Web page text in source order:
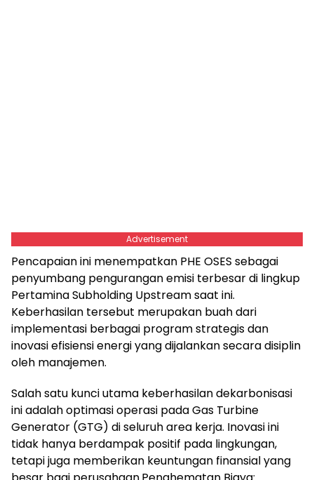
Advertisement
Pencapaian ini menempatkan PHE OSES sebagai
penyumbang pengurangan emisi terbesar di lingkup
Pertamina Subholding Upstream saat ini.
Keberhasilan tersebut merupakan buah dari
implementasi berbagai program strategis dan
inovasi efisiensi energi yang dijalankan secara disiplin
oleh manajemen.
Salah satu kunci utama keberhasilan dekarbonisasi
ini adalah optimasi operasi pada Gas Turbine
Generator (GTG) di seluruh area kerja. Inovasi ini
tidak hanya berdampak positif pada lingkungan,
tetapi juga memberikan keuntungan finansial yang